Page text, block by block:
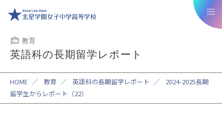
教育
英語科の長期留学レポート
HOME ／ 教育 ／ 英語科の長期留学レポート ／
2024-2025長期
留学生からレポート（22）